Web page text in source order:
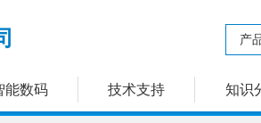
能数码 技术支持 知识
产